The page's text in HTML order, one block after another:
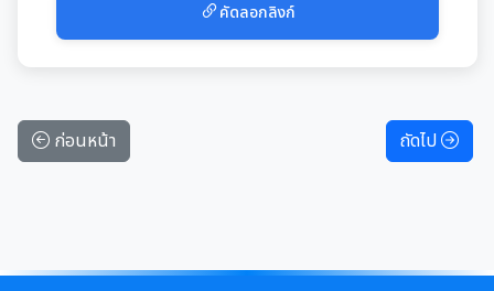
คัดลอกลิงก์
ก่อนหน้า ถัดไป